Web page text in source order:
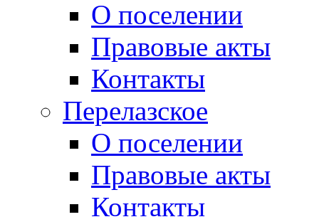
О поселении
Правовые акты
Контакты
Перелазское
О поселении
Правовые акты
Контакты